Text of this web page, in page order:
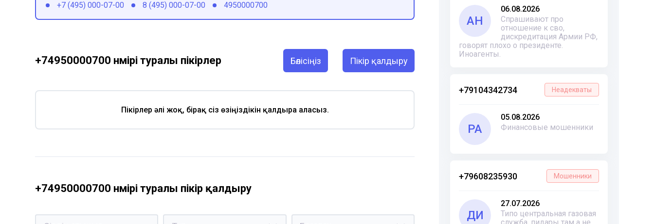
АН
06.08.2026
Спрашивают про
отношение к сво,
дискредитация Армии РФ,
говорят плохо о президенте.
Иноагенты.
+79104342734 Неадекваты
РА
05.08.2026
Финансовые мошенники
+79608235930 Мошенники
ДИ
27.07.2026
Типо центральная газовая
+7 (495) 000-07-00
8 (495) 000-07-00 4950000700
+74950000700 нөмірі туралы пікірлер Бөлісіңіз Пікір қалдыру
Пікірлер әлі жоқ, бірақ сіз өзіңіздікін қалдыра аласыз.
+74950000700 нөмірі туралы пікір қалдыру